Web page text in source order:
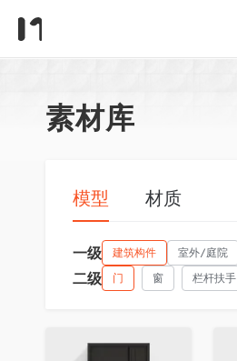
素材库
模型 材质
一级 建筑构件 室外/庭院
二级 门 窗 栏杆扶手
收藏